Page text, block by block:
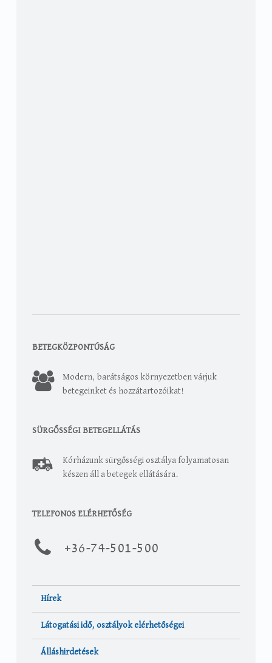
BETEGKÖZPONTÚSÁG
Modern, barátságos környezetben várjuk
betegeinket és hozzátartozóikat!
SÜRGŐSSÉGI BETEGELLÁTÁS
Kórházunk sürgősségi osztálya folyamatosan
készen áll a betegek ellátására.
TELEFONOS ELÉRHETŐSÉG
+36-74-501-500
Hírek
Látogatási idő, osztályok elérhetőségei
Álláshirdetések